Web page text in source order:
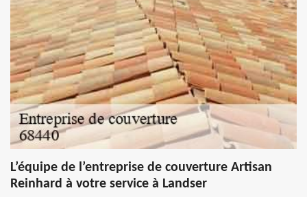
L’équipe de l’entreprise de couverture Artisan
Reinhard à votre service à Landser